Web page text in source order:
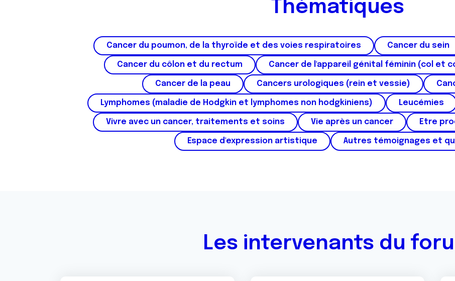
n
t
m
n
Thématiques
Cancer du poumon, de la thyroïde et des voies respiratoires Cancer du sein
Cancer du côlon et du rectum Cancer de l'appareil génital féminin (col et
Cancer de la peau Cancers urologiques (rein et vessie)
Lymphomes (maladie de Hodgkin et lymphomes non hodgkiniens) Leucémies
Vivre avec un cancer, traitements et soins Vie après un cancer Etre
Espace d'expression artistique Autres témoignages et
Les intervenants du